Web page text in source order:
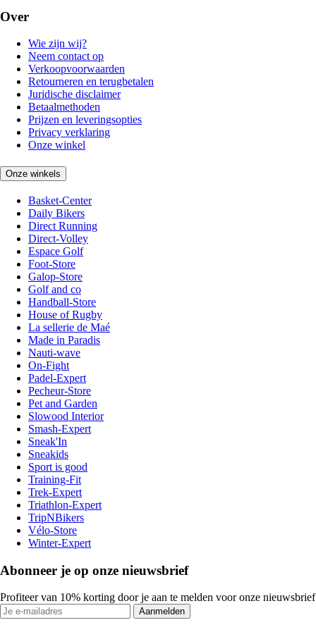
Over
Wie zijn wij?
Neem contact op
Verkoopvoorwaarden
Retourneren en terugbetalen
Juridische disclaimer
Betaalmethoden
Prijzen en leveringsopties
Privacy verklaring
Onze winkel
Onze winkels
Basket-Center
Daily Bikers
Direct Running
Direct-Volley
Espace Golf
Foot-Store
Galop-Store
Golf and co
Handball-Store
House of Rugby
La sellerie de Maé
Made in Paradis
Nauti-wave
On-Fight
Padel-Expert
Pecheur-Store
Pet and Garden
Slowood Interior
Smash-Expert
Sneak'In
Sneakids
Sport is good
Training-Fit
Trek-Expert
Triathlon-Expert
TripNBikers
Vélo-Store
Winter-Expert
Abonneer je op onze nieuwsbrief
Profiteer van 10% korting door je aan te melden voor onze nieuwsbrief
Aanmelden